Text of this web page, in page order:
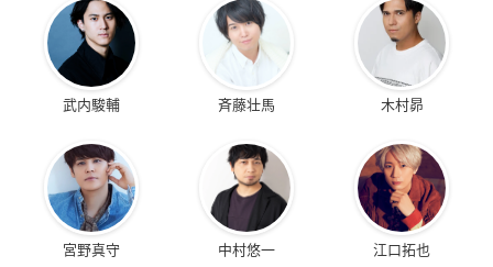
武内駿輔 斉藤壮馬 木村昴
宮野真守 中村悠一 江口拓也